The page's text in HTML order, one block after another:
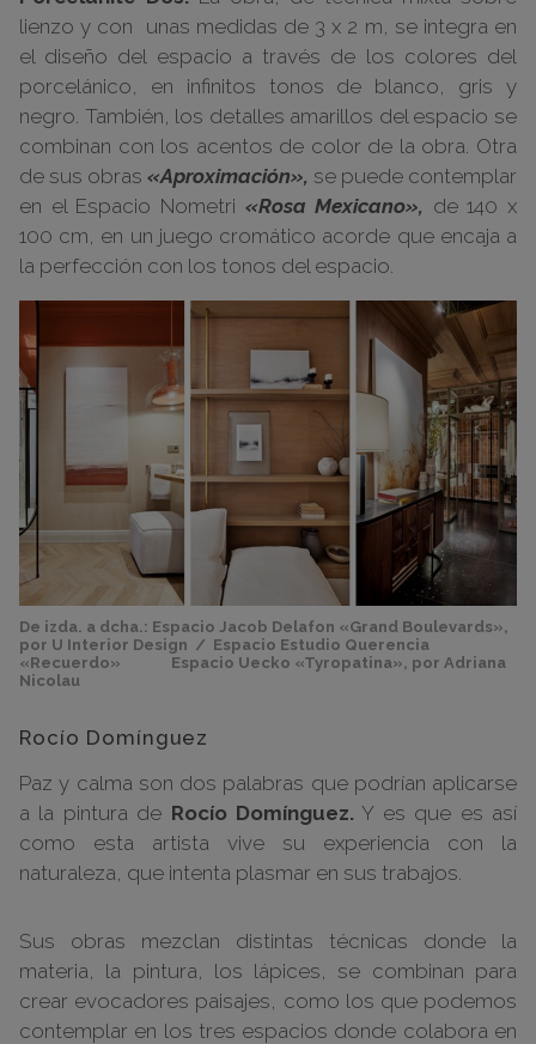
lienzo y con unas medidas de 3 x 2 m, se integra en
el diseño del espacio a través de los colores del
porcelánico, en infinitos tonos de blanco, gris y
negro. También, los detalles amarillos del espacio se
combinan con los acentos de color de la obra. Otra
de sus obras «Aproximación», se puede contemplar
en el Espacio Nometri «Rosa Mexicano», de 140 x
100 cm, en un juego cromático acorde que encaja a
la perfección con los tonos del espacio.
De izda. a dcha.: Espacio Jacob Delafon «Grand Boulevards»,
por U Interior Design / Espacio Estudio Querencia
«Recuerdo» Espacio Uecko «Tyropatina», por Adriana
Nicolau
Rocío Domínguez
Paz y calma son dos palabras que podrían aplicarse
a la pintura de Rocío Domínguez. Y es que es así
como esta artista vive su experiencia con la
naturaleza, que intenta plasmar en sus trabajos.
Sus obras mezclan distintas técnicas donde la
materia, la pintura, los lápices, se combinan para
crear evocadores paisajes, como los que podemos
contemplar en los tres espacios donde colabora en